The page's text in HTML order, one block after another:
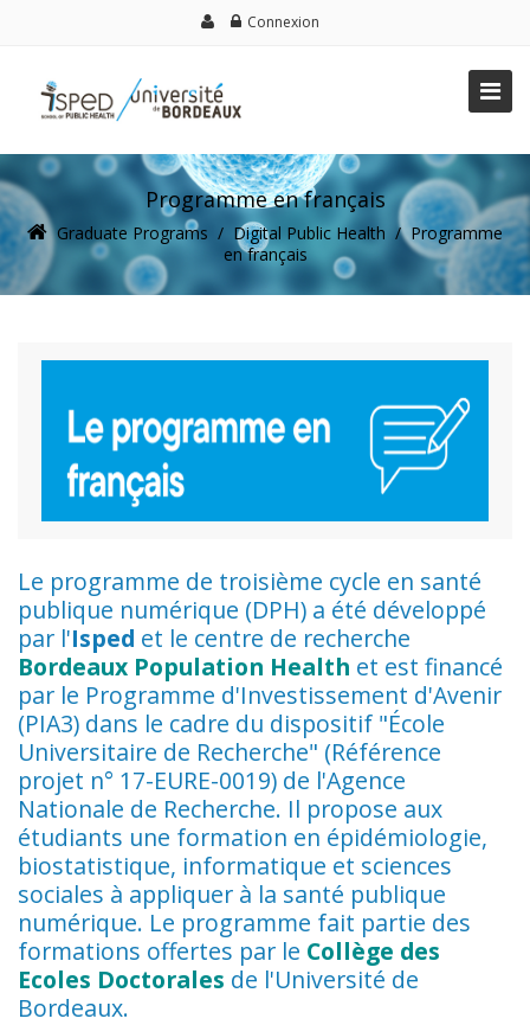
Connexion
Programme en français
Graduate Programs / Digital Public Health /Programme
en français
Le programme de troisième cycle en santé
publique numérique (DPH) a été développé
par l'Isped et le centre de recherche
Bordeaux Population Health et est financé
par le Programme d'Investissement d'Avenir
(PIA3) dans le cadre du dispositif "École
Universitaire de Recherche" (Référence
projet n° 17-EURE-0019) de l'Agence
Nationale de Recherche. Il propose aux
étudiants une formation en épidémiologie,
biostatistique, informatique et sciences
sociales à appliquer à la santé publique
numérique. Le programme fait partie des
formations offertes par le Collège des
Ecoles Doctorales de l'Université de
Bordeaux.